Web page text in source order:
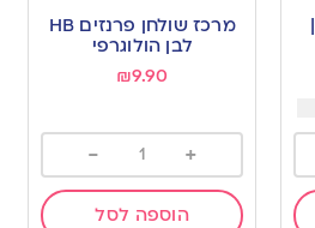
to
wishlist
מרכז שולחן פרנזים HB
לבן הולוגרפי
₪9.90
+
-
הוספה לסל